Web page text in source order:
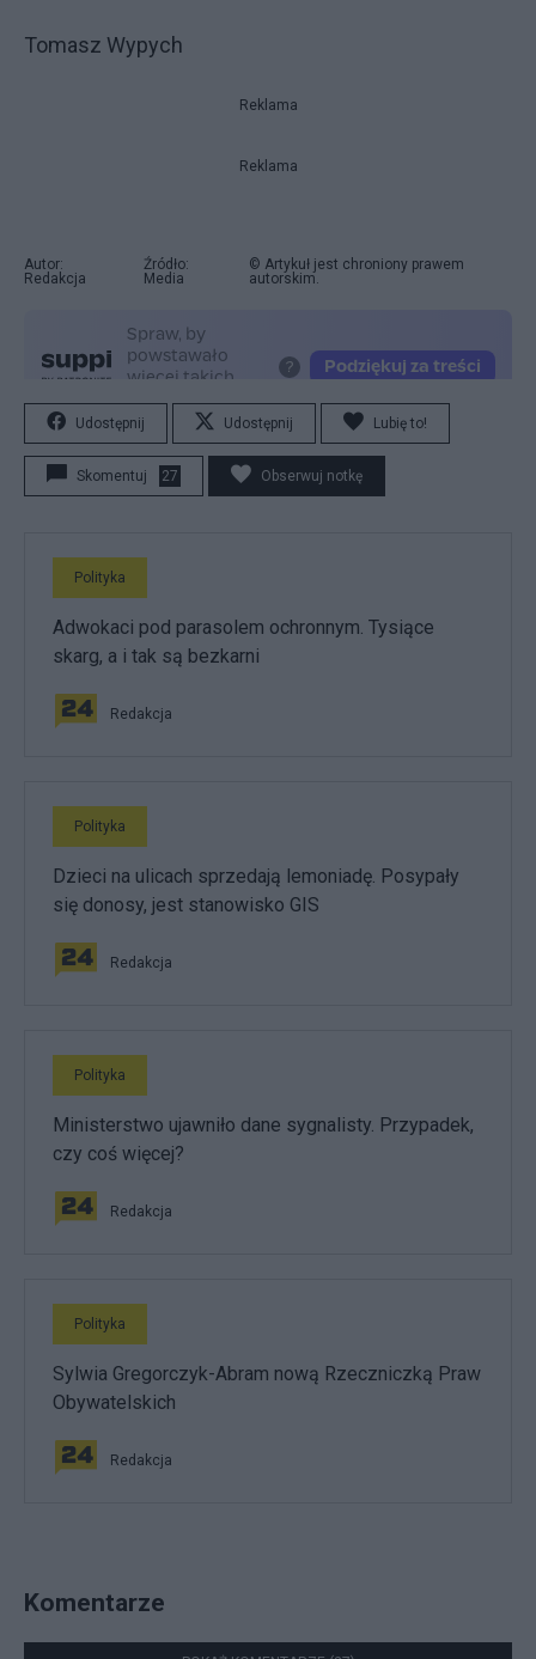
Tomasz Wypych
Reklama
Reklama
Autor:
Redakcja
Źródło:
Media
© Artykuł jest chroniony prawem
autorskim.
Udostępnij Udostępnij Lubię to!
Skomentuj 27 Obserwuj notkę
Polityka
Adwokaci pod parasolem ochronnym. Tysiące
skarg, a i tak są bezkarni
Redakcja
Polityka
Dzieci na ulicach sprzedają lemoniadę. Posypały
się donosy, jest stanowisko GIS
Redakcja
Polityka
Ministerstwo ujawniło dane sygnalisty. Przypadek,
czy coś więcej?
Redakcja
Polityka
Sylwia Gregorczyk-Abram nową Rzeczniczką Praw
Obywatelskich
Redakcja
Komentarze